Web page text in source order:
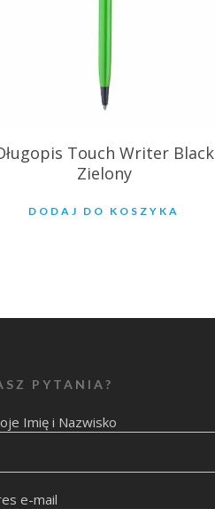
Touch Writer Black
Zielony
DODAJ DO KOSZYKA
PYTANIA?
Imię i Nazwisko
e-mail